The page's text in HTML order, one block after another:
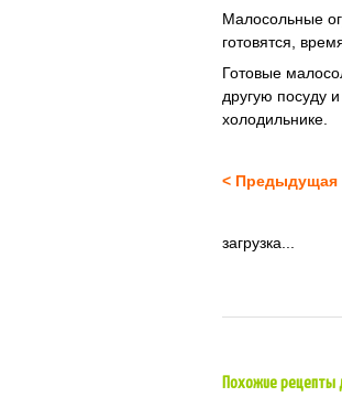
Малосольные
готовятся,
Готовые
другую посуду
холодильнике.
< Предыдущая
загрузка...
Похожие рецепты